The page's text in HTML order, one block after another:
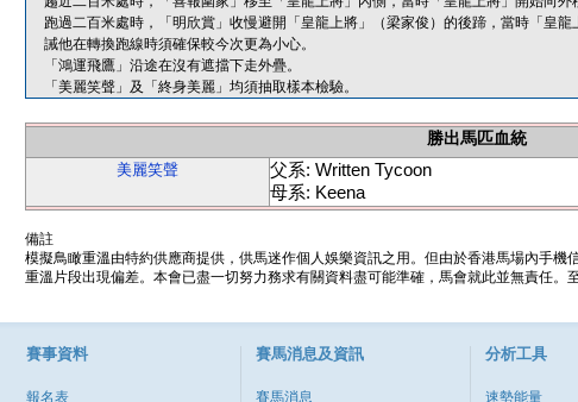
跑過二百米處時，「明欣賞」收慢避開「皇龍上將」（梁家俊）的後蹄，當時「皇
誡他在轉換跑線時須確保較今次更為小心。
「鴻運飛鷹」沿途在沒有遮擋下走外疊。
「美麗笑聲」及「終身美麗」均須抽取樣本檢驗。
勝出馬匹血統
美麗笑聲
父系: Written Tycoon
母系: Keena
備註
模擬鳥瞰重溫由特約供應商提供，供馬迷作個人娛樂資訊之用。但由於香港馬場內手
重溫片段出現偏差。本會已盡一切努力務求有關資料盡可能準確，馬會就此並無責任。
賽事資料
報名表
賽馬消息及資訊
賽馬消息
分析工具
速勢能量